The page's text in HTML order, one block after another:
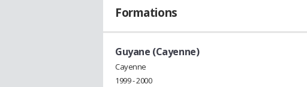
Formations
Guyane (Cayenne)
Cayenne
1999 - 2000